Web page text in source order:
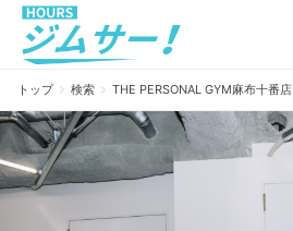
トップ 検索 THE PERSONAL GYM麻布十番店